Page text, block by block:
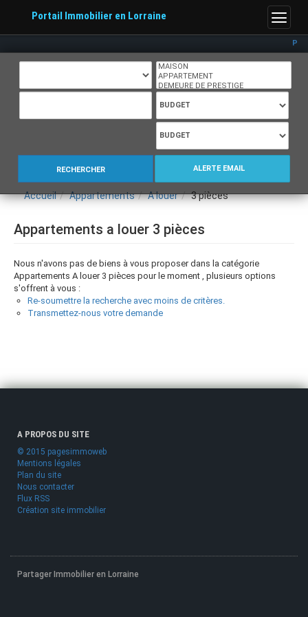
Menu
Portail Immobilier en Lorraine
RECHERCHER ALERTE EMAIL
Accueil Appartements A louer 3 pièces
Appartements a louer 3 pièces
Nous n'avons pas de biens à vous proposer dans la catégorie
Appartements A louer 3 pièces pour le moment , plusieurs options
s'offrent à vous :
Re-soumettre la recherche avec moins de critères.
Transmettez-nous votre demande
A PROPOS DU SITE
© 2015 pagesimmoweb
Mentions légales
Plan du site
Nous contacter
Flux RSS
Création site immobilier
Partager Immobilier en Lorraine